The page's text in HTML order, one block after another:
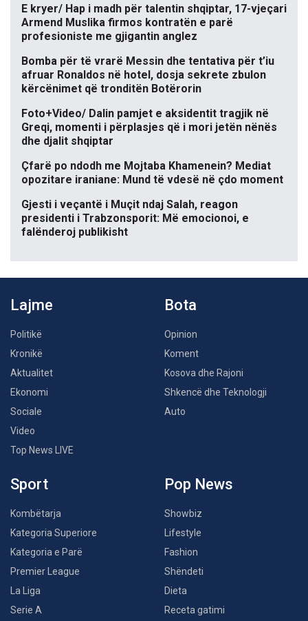
E kryer/ Hap i madh për talentin shqiptar, 17-vjeçari
Armend Muslika firmos kontratën e parë
profesioniste me gjigantin anglez
Bomba për të vrarë Messin dhe tentativa për t’iu
afruar Ronaldos në hotel, dosja sekrete zbulon
kërcënimet që tronditën Botërorin
Foto+Video/ Dalin pamjet e aksidentit tragjik në
Greqi, momenti i përplasjes që i mori jetën nënës
dhe djalit shqiptar
Çfarë po ndodh me Mojtaba Khamenein? Mediat
opozitare iraniane: Mund të vdesë në çdo moment
Gjesti i veçantë i Muçit ndaj Salah, reagon
presidenti i Trabzonsporit: Më emocionoi, e
falënderoj publikisht
Lajme
Politikë
Kronikë
Aktualitet
Ekonomi
Sociale
Video
Top News LIVE
Bota
Opinion
Koment
Kosova dhe Rajoni
Shkencë dhe Teknologji
Auto
Sport
Kombëtarja
Kategoria Superiore
Kategoria e Parë
Premier League
La Liga
Serie A
Pop News
Showbiz
Lifestyle
Fashion
Shëndeti
Dieta
Receta gatimi